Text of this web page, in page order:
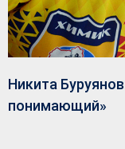
Никита
понимающий»